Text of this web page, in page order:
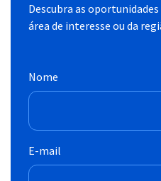
Descubra as
área de interesse ou da
Nome
E-mail